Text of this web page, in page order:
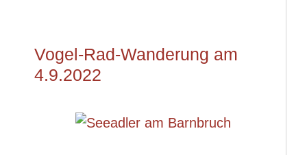
Vogel-Rad-Wanderung am
4.9.2022